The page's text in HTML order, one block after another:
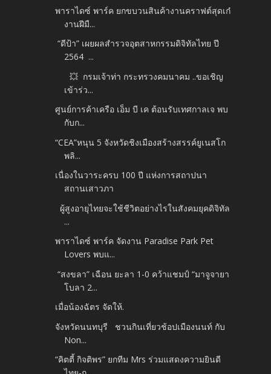
พาราไดซ์ พาร์ค ยกขบวนสินค้างานคราฟต์สุดเก๋
งานฝีมื...
“ดีป้า” เผยผลสำรวจอุตสาหกรรมดิจิทัลไทย ปี
2564 ...
💥 กรมเจ้าท่า กระทรวงคมนาคม ..ขอเชิญ
เข้าร่ว...
ศูนย์การค้าเครือ เอ็ม บี เค ต้อนรับเทศกาลเจ พบ
กับก...
“CEA”หนุน 5 จังหวัดชิงเมืองสร้างสรรค์ยูเนสโก
พลิ...
เนื่องในวาระครบ 100 ปี แห่งการสถาปนา
สถานเสาวภา
ผู้สูงอายุไทยจะใช้ชีวิตอย่างไรในสังคมยุคดิจิทัล
...
พาราไดซ์ พาร์ค จัดงาน Paradise Park Pet
Lovers พบแ...
“สงขลา” เฉือน ยะลา 1-0 คว้าแชมป์ “มาจูจายา
โบลา 2...
เมื่อน้องฉัตร จัดให้.
จังหวัดนนทบุรี ชวนกินเที่ยวช้อปเมืองนนท์ กับ
Non...
“คิตตี้ กิจติพร” ยกทีม Mrs ร่วมแสดงความยินดี